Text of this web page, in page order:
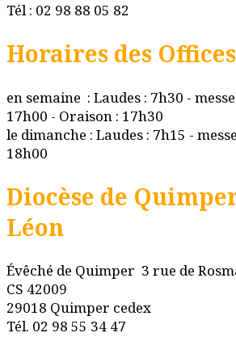
Tél : 02 98 88 05 82
Horaires des Offices
en semaine : Laudes : 7h30 -
17h00 - Oraison : 17h30
le dimanche : Laudes : 7h15 -
18h00
Diocèse de
Léon
Évêché de Quimper 3 rue de
CS 42009
29018 Quimper cedex
Tél. 02 98 55 34 47